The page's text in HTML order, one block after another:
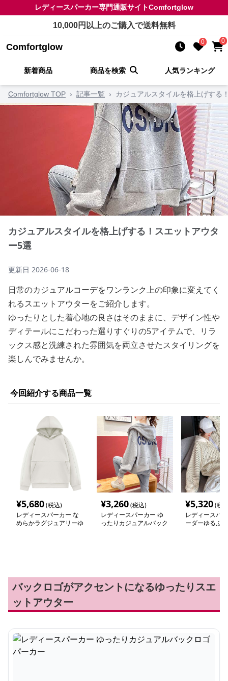
レディースパーカー専門通販サイトComfortglow
10,000円以上のご購入で送料無料
Comfortglow 0 0
新着商品 商品を検索 人気ランキング
Comfortglow TOP › 記事一覧 › カジュアルスタイルを格上げする
カジュアルスタイルを格上げする！スエットアウタ
ー5選
更新日 2026-06-18
日常のカジュアルコーデをワンランク上の印象に変えてく
れるスエットアウターをご紹介します。
ゆったりとした着心地の良さはそのままに、デザイン性や
ディテールにこだわった選りすぐりの5アイテムで、リラ
ックス感と洗練された雰囲気を両立させたスタイリングを
楽しんでみませんか。
今回紹介する商品一覧
¥5,680(税込)
レディースパーカー な
めらかラグジュアリーゆ
¥3,260(税込)
レディースパーカー ゆ
ったりカジュアルバック
¥5,320(税
レディースパ
ーダーゆるふ
バックロゴがアクセントになるゆったりスエ
ットアウター